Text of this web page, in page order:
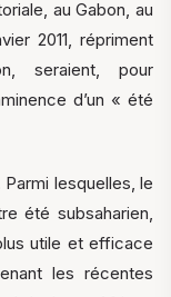
au Gabon, au
2011, répriment
seraient, pour
d’un « été
lesquelles, le
été subsaharien,
utile et efficace
les récentes